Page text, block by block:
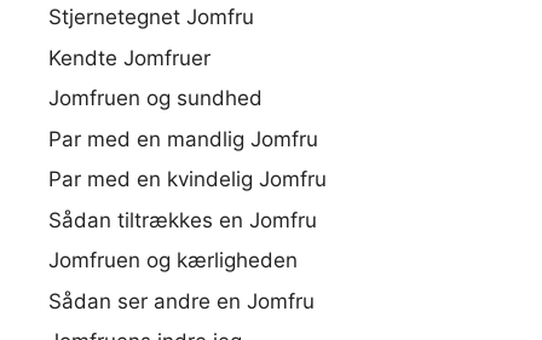
Stjernetegnet Jomfru
Kendte Jomfruer
Jomfruen og sundhed
Par med en mandlig Jomfru
Par med en kvindelig Jomfru
Sådan tiltrækkes en Jomfru
Jomfruen og kærligheden
Sådan ser andre en Jomfru